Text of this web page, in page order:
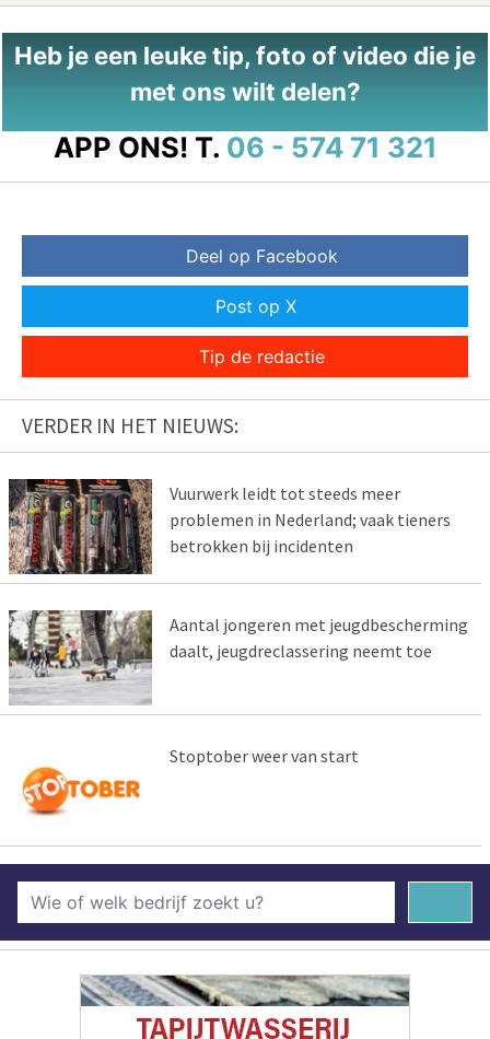
Heb je een leuke tip, foto of video die je
met ons wilt delen?
APP ONS! T. 06 - 574 71 321
Deel op Facebook
Post op X
Tip de redactie
VERDER IN HET NIEUWS:
Vuurwerk leidt tot steeds meer
problemen in Nederland; vaak tieners
betrokken bij incidenten
Aantal jongeren met jeugdbescherming
daalt, jeugdreclassering neemt toe
Stoptober weer van start